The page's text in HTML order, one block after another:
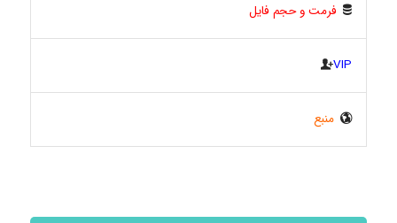
فرمت و حجم فایل
VIP
منبع